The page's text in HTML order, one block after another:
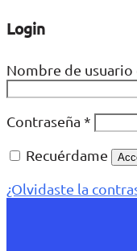
Login
Nombre de
Contraseña *
Recuérdame
¿Olvidaste la